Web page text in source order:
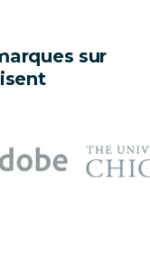
sur